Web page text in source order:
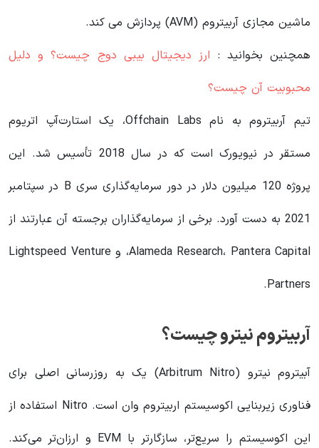
ماشین مجازی آربیتروم (AVM) پردازش می کند.
همچنین بخوانید : ارز دیجیتال بیبی دوج چیست؟ و دلیل
محبوبیت آن چیست؟
تیم آربیتروم به نام Offchain Labs، یک استارت‌آپ اتریوم
مستقر در نیویورک است که در سال 2018 تأسیس شد. این
پروژه 120 میلیون دلار در دور سرمایه‌گذاری سری B در سپتامبر
2021 به دست آورد. برخی از سرمایه‌گذاران برجسته آن عبارتند از
Alameda Research، Pantera Capital، و Lightspeed Venture
Partners.
آربیتروم نیترو چیست؟
آبیتروم نیترو (Arbitrum Nitro) یک به روزرسانی اصلی برای
فناوری زیربنایی اکوسیستم اربیتروم وان است. Nitro استفاده از
این اکوسیستم را سریع‌تر، سازگارتر با EVM و ارزان‌تر می‌کند.